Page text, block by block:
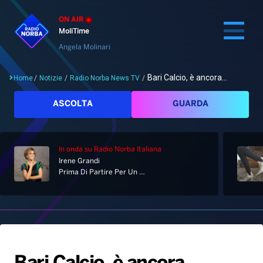
ON AIR
MoliTime
Angela Molinari
Cerca
Home
Palinsesto
Notizie
Home/ Notizie / Radio Norba News TV / Bari Calcio, è ancora...
ASCOLTA GUARDA
In onda su Radio Norba Italiana
Irene Grandi
Prima Di Partire Per Un Lungo Viaggio